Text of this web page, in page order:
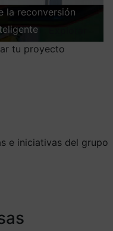
la reconversión
tu proyecto
e iniciativas del grupo